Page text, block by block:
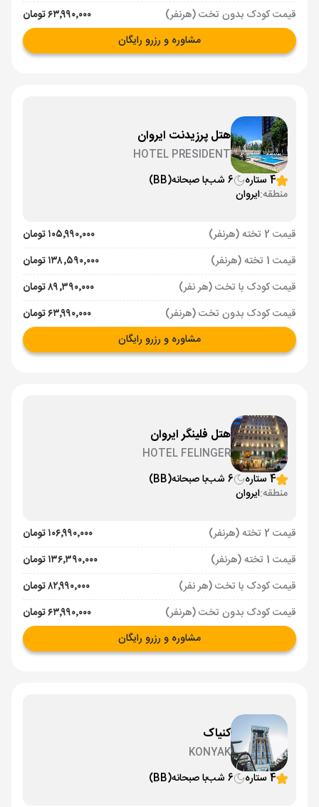
قیمت کودک بدون تخت (هرنفر)
۶۳٬۹۹۰٬۰۰۰ تومان
مشاوره و رزرو رایگان
هتل پرزیدنت ایروان
HOTEL PRESIDENT
4 ستاره
6 شب با صبحانه(BB)
منطقه:ایروان
قیمت 2 تخته (هرنفر)
۱۰۵٬۹۹۰٬۰۰۰ تومان
قیمت 1 تخته (هرنفر)
۱۳۸٬۵۹۰٬۰۰۰ تومان
قیمت کودک با تخت (هر نفر)
۸۹٬۳۹۰٬۰۰۰ تومان
قیمت کودک بدون تخت (هرنفر)
۶۳٬۹۹۰٬۰۰۰ تومان
مشاوره و رزرو رایگان
هتل فلینگر ایروان
HOTEL FELINGER
4 ستاره
6 شب با صبحانه(BB)
منطقه:ایروان
قیمت 2 تخته (هرنفر)
۱۰۶٬۹۹۰٬۰۰۰ تومان
قیمت 1 تخته (هرنفر)
۱۳۶٬۳۹۰٬۰۰۰ تومان
قیمت کودک با تخت (هر نفر)
۸۲٬۹۹۰٬۰۰۰ تومان
قیمت کودک بدون تخت (هرنفر)
۶۳٬۹۹۰٬۰۰۰ تومان
مشاوره و رزرو رایگان
کنیاک
KONYAK
4 ستاره
6 شب با صبحانه(BB)